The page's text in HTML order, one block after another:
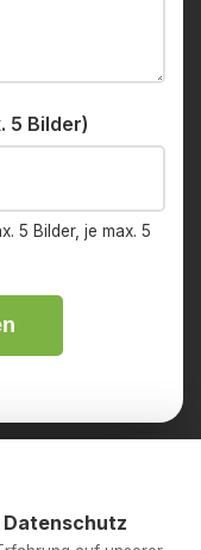
5 Bilder)
5 Bilder, je max. 5